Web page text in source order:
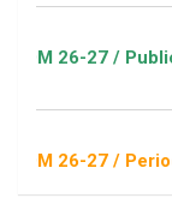
27 / Publicadas
27 / Periodo de